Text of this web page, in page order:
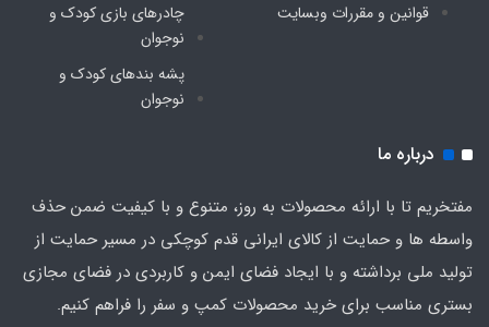
قوانین و مقررات وبسایت
چادرهای بازی کودک و
نوجوان
پشه‌ بندهای کودک و
نوجوان
درباره ما
مفتخریم تا با ارائه محصولات به روز، متنوع و با کیفیت ضمن حذف
واسطه ها و حمایت از کالای ایرانی قدم کوچکی در مسیر حمایت از
تولید ملی برداشته و با ایجاد فضای ایمن و کاربردی در فضای مجازی
بستری مناسب برای خرید محصولات کمپ و سفر را فراهم کنیم.